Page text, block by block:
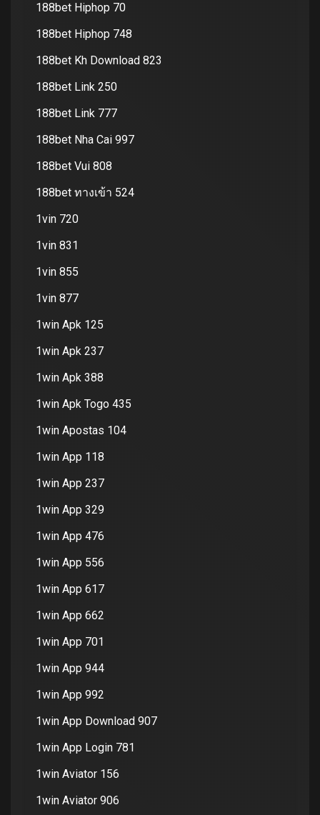
188bet Hiphop 70
188bet Hiphop 748
188bet Kh Download 823
188bet Link 250
188bet Link 777
188bet Nha Cai 997
188bet Vui 808
188bet ทางเข้า 524
1vin 720
1vin 831
1vin 855
1vin 877
1win Apk 125
1win Apk 237
1win Apk 388
1win Apk Togo 435
1win Apostas 104
1win App 118
1win App 237
1win App 329
1win App 476
1win App 556
1win App 617
1win App 662
1win App 701
1win App 944
1win App 992
1win App Download 907
1win App Login 781
1win Aviator 156
1win Aviator 906